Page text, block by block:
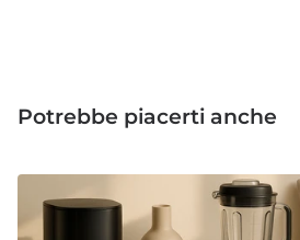
Potrebbe piacerti anche